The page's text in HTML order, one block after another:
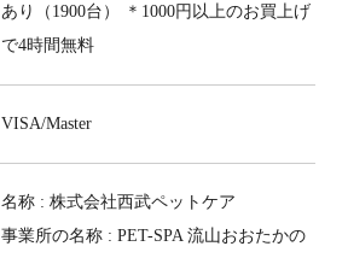
あり（1900台） ＊1000円以上のお買上げ
で4時間無料
VISA/Master
名称 : 株式会社西武ペットケア
事業所の名称 : PET-SPA 流山おおたかの